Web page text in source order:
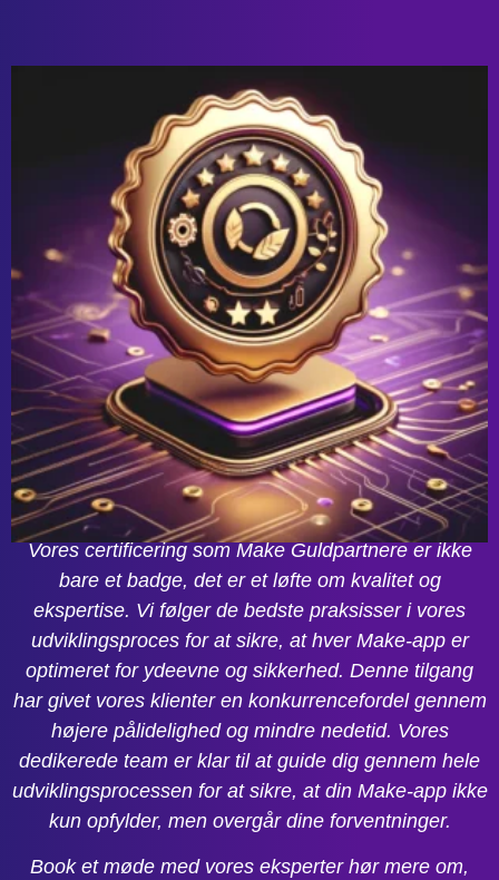
Certificeret Make App
Udvikling: Kvalitet og
Pålidelighed
Vores certificering som Make Guldpartnere er ikke
bare et badge, det er et løfte om kvalitet og
ekspertise. Vi følger de bedste praksisser i vores
udviklingsproces for at sikre, at hver Make-app er
optimeret for ydeevne og sikkerhed. Denne tilgang
har givet vores klienter en konkurrencefordel gennem
højere pålidelighed og mindre nedetid. Vores
dedikerede team er klar til at guide dig gennem hele
udviklingsprocessen for at sikre, at din Make-app ikke
kun opfylder, men overgår dine forventninger.
Book et møde med vores eksperter hør mere om,